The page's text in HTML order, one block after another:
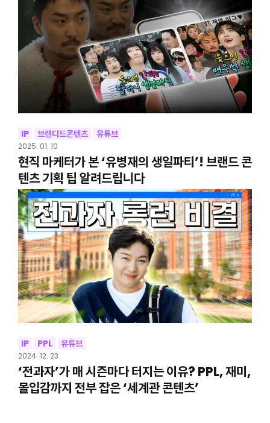
IP 브랜디드콘텐츠 유튜브
2025. 01. 10
현직 마케터가 본 ‘유병재의 생일파티’! 브랜드 콘
텐츠 기획 팁 알려드립니다
IP PPL 유튜브
2024. 12. 23
‘전과자’가 매 시즌마다 터지는 이유? PPL, 재미,
몰입감까지 전부 잡은 ‘세계관 콘텐츠’